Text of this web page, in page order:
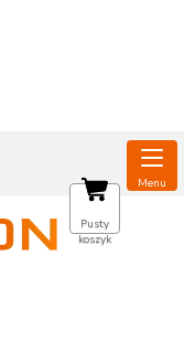
KOSZYK
Pusty
koszyk